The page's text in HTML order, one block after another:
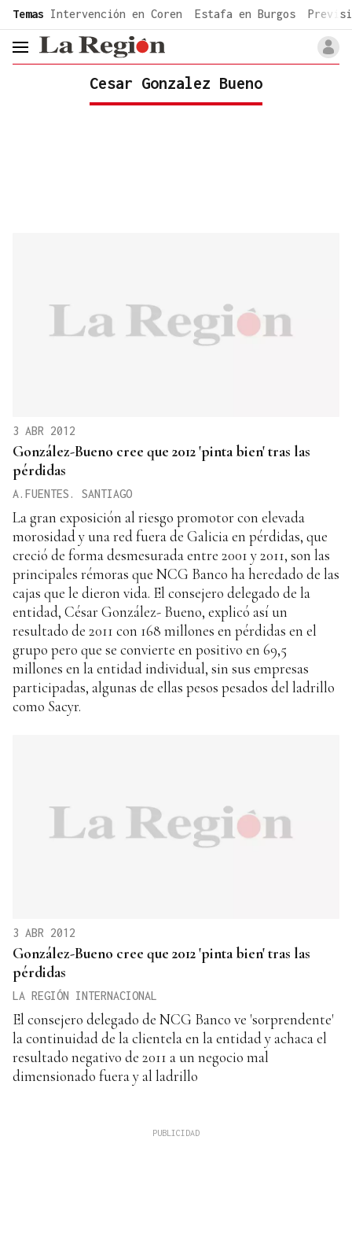
common.go-to-content
Temas Intervención en Coren Estafa en Burgos
header.menu.open
Cesar Gonzalez Bueno
3 ABR 2012
González-Bueno cree que 2012 'pinta bien' tras las
pérdidas
A.FUENTES. SANTIAGO
La gran exposición al riesgo promotor con elevada
morosidad y una red fuera de Galicia en pérdidas, que
creció de forma desmesurada entre 2001 y 2011, son las
principales rémoras que NCG Banco ha heredado de las
cajas que le dieron vida. El consejero delegado de la
entidad, César González- Bueno, explicó así un
resultado de 2011 con 168 millones en pérdidas en el
grupo pero que se convierte en positivo en 69,5
millones en la entidad individual, sin sus empresas
participadas, algunas de ellas pesos pesados del ladrillo
como Sacyr.
3 ABR 2012
González-Bueno cree que 2012 'pinta bien' tras las
pérdidas
LA REGIÓN INTERNACIONAL
El consejero delegado de NCG Banco ve 'sorprendente'
la continuidad de la clientela en la entidad y achaca el
resultado negativo de 2011 a un negocio mal
dimensionado fuera y al ladrillo